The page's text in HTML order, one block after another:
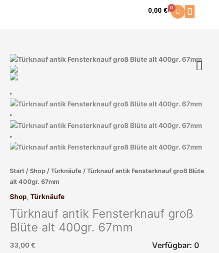
0,00€ 0
Warenkorb
Start / Shop / Türknäufe / Türknauf antik Fensterknauf groß Blüte
alt 400gr. 67mm
Shop, Türknäufe
Türknauf antik Fensterknauf groß
Blüte alt 400gr. 67mm
33,00€ Verfügbar: 0